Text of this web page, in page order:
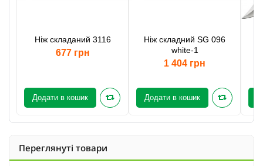
Ніж складаний 3116
677 грн
Додати в кошик
Ніж складний SG 096
white-1
1 404 грн
Додати в кошик
Переглянуті товари